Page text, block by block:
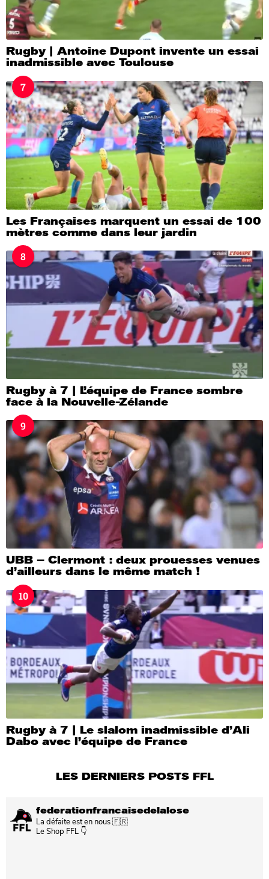
Rugby | Antoine Dupont invente un essai
inadmissible avec Toulouse
7
Les Françaises marquent un essai de 100
mètres comme dans leur jardin
8
Rugby à 7 | L’équipe de France sombre
face à la Nouvelle-Zélande
9
UBB – Clermont : deux prouesses venues
d’ailleurs dans le même match !
10
Rugby à 7 | Le slalom inadmissible d’Ali
Dabo avec l’équipe de France
LES DERNIERS POSTS FFL
federationfrancaisedelalose
La défaite est en nous 🇫🇷
Le Shop FFL 👇